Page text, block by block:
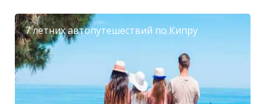
7 летних автопутешествий по Кипру